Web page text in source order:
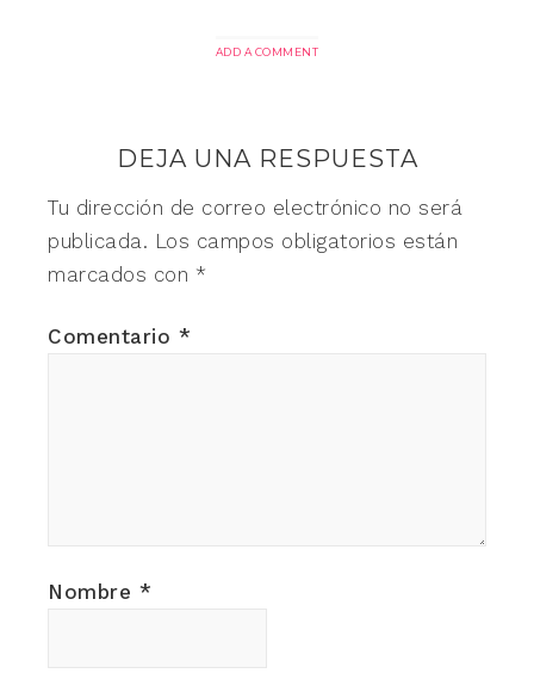
ADD A COMMENT
DEJA UNA RESPUESTA
Tu dirección de correo electrónico no será
publicada. Los campos obligatorios están
marcados con *
Comentario *
Nombre *